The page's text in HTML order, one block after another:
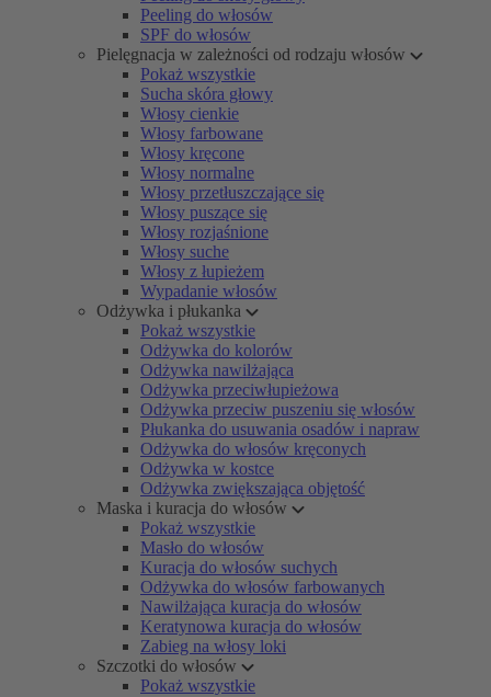
Peeling do włosów
SPF do włosów
Pielęgnacja w zależności od rodzaju włosów
Pokaż wszystkie
Sucha skóra głowy
Włosy cienkie
Włosy farbowane
Włosy kręcone
Włosy normalne
Włosy przetłuszczające się
Włosy puszące się
Włosy rozjaśnione
Włosy suche
Włosy z łupieżem
Wypadanie włosów
Odżywka i płukanka
Pokaż wszystkie
Odżywka do kolorów
Odżywka nawilżająca
Odżywka przeciwłupieżowa
Odżywka przeciw puszeniu się włosów
Płukanka do usuwania osadów i napraw
Odżywka do włosów kręconych
Odżywka w kostce
Odżywka zwiększająca objętość
Maska i kuracja do włosów
Pokaż wszystkie
Masło do włosów
Kuracja do włosów suchych
Odżywka do włosów farbowanych
Nawilżająca kuracja do włosów
Keratynowa kuracja do włosów
Zabieg na włosy loki
Szczotki do włosów
Pokaż wszystkie